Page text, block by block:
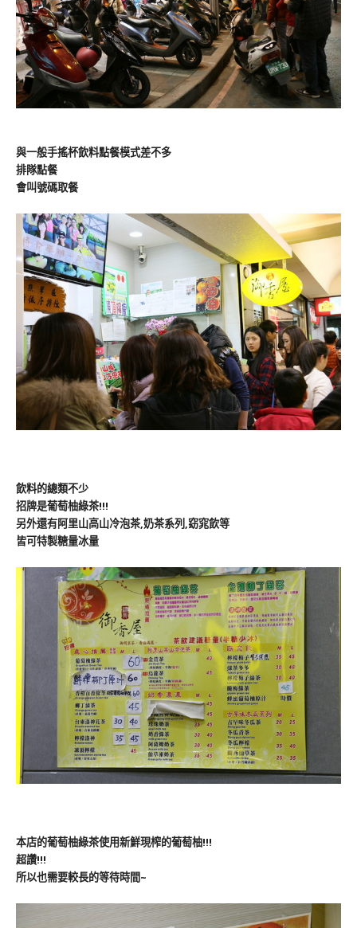
與一般手搖杯飲料點餐模式差不多
排隊點餐
會叫號碼取餐
飲料的總類不少
招牌是葡萄柚綠茶!!!
另外還有阿里山高山冷泡茶,奶茶系列,窈窕飲等
皆可特製糖量冰量
本店的葡萄柚綠茶使用新鮮現榨的葡萄柚!!!
超讚!!!
所以也需要較長的等待時間~